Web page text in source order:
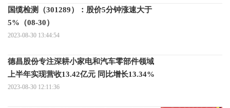
国缆检测（301289）：股价5分钟涨速大于
5%（08-30）
2023-08-30 13:44:54
德昌股份专注深耕小家电和汽车零部件领域
上半年实现营收13.42亿元 同比增长13.34%
2023-08-30 12:11:36